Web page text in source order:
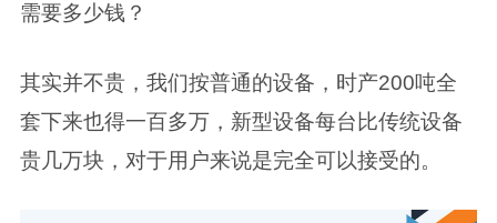
需要多少钱？
其实并不贵，我们按普通的设备，时产200吨全
套下来也得一百多万，新型设备每台比传统设备
贵几万块，对于用户来说是完全可以接受的。